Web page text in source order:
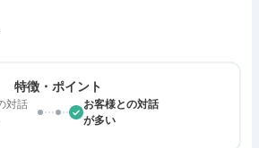
特徴・ポイント
対話
お客様との対話
が多い